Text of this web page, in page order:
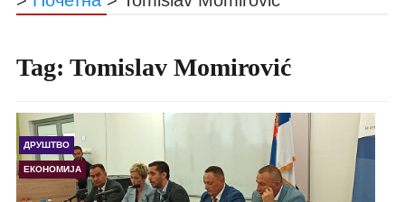
Tag: Tomislav Momirović
ДРУШТВО
ЕКОНОМИЈА